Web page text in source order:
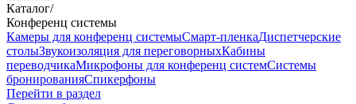
Каталог/
Конференц системы
Камеры для конференц системыCмарт-пленкаДиспетчерские
столыЗвукоизоляция для переговорныхКабины
переводчикаМикрофоны для конференц системСистемы
бронированияСпикерфоны
Перейти в раздел